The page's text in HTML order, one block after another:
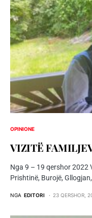
OPINIONE
VIZITË
Nga 9 – 19 qershor 2022
Prishtinë, Burojë,
NGA EDITORI 23 QERSHOR,